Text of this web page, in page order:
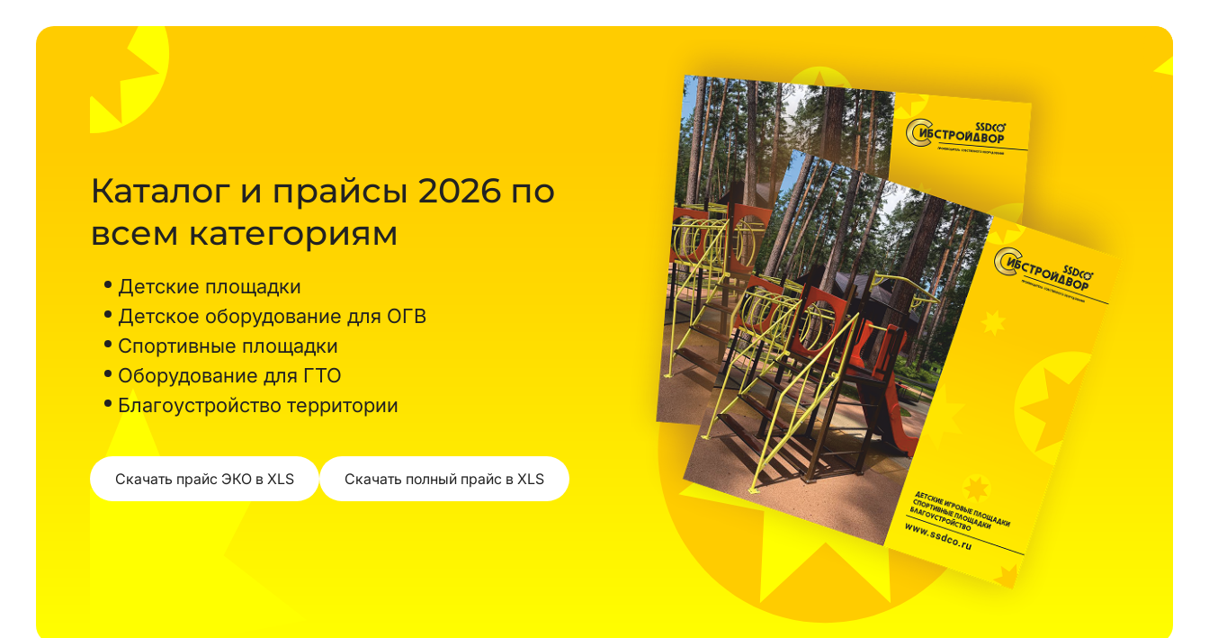
Каталог и прайсы 2026 по
всем категориям
Детские площадки
Детское оборудование для ОГВ
Спортивные площадки
Оборудование для ГТО
Благоустройство территории
Скачать прайс ЭКО в XLS Скачать полный прайс в XLS